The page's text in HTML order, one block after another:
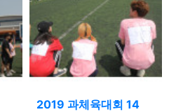
2019 과체육대회 14